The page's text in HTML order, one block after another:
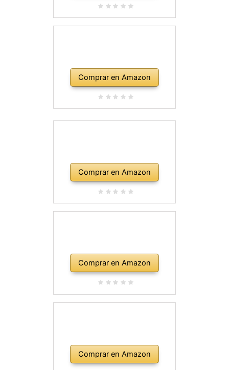
Comprar en Amazon
Comprar en Amazon
Comprar en Amazon
Comprar en Amazon